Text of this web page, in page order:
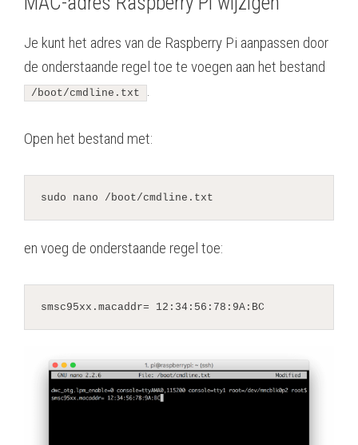
Je kunt het adres van de Raspberry Pi aanpassen door
de onderstaande regel toe te voegen aan het bestand
/boot/cmdline.txt
Open het bestand met:
sudo nano /boot/cmdline.txt
en voeg de onderstaande regel toe:
smsc95xx.macaddr= 12:34:56:78:9A:BC